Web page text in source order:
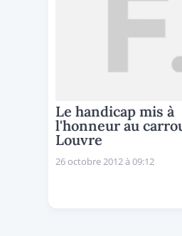
Le handicap mis à
l'honneur au
Louvre
26 octobre 2012 à 09:12